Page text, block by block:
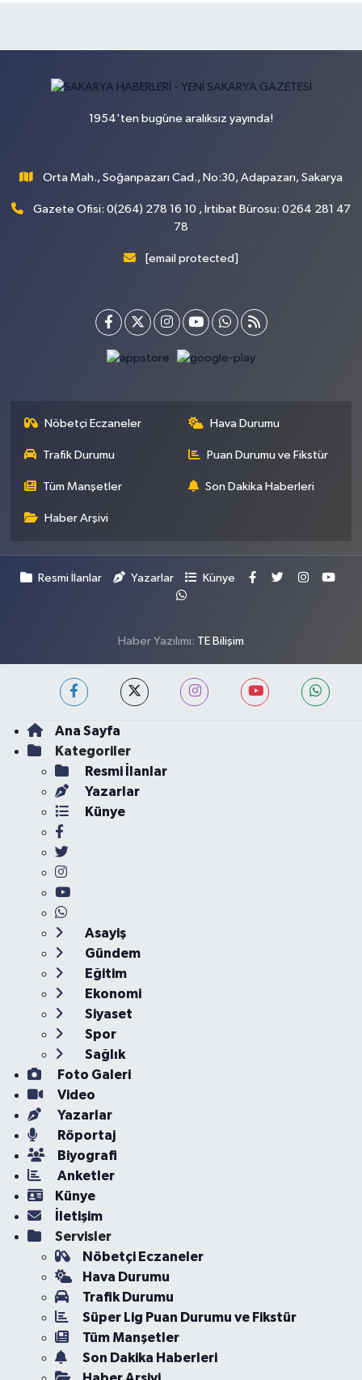
1954'ten bugüne aralıksız yayında!
Orta Mah., Soğanpazarı Cad., No:30, Adapazarı, Sakarya
Gazete Ofisi: 0(264) 278 16 10 , İrtibat Bürosu: 0264 281 47
78
[email protected]
Nöbetçi Eczaneler Hava Durumu
Trafik Durumu Puan Durumu ve Fikstür
Tüm Manşetler Son Dakika Haberleri
Haber Arşivi
Resmi İlanlar Yazarlar Künye
Haber Yazılımı: TE Bilişim
Ana Sayfa
Kategoriler
Resmi İlanlar
Yazarlar
Künye
Asayiş
Gündem
Eğitim
Ekonomi
Siyaset
Spor
Sağlık
Foto Galeri
Video
Yazarlar
Röportaj
Biyografi
Anketler
Künye
İletişim
Servisler
Nöbetçi Eczaneler
Hava Durumu
Trafik Durumu
Süper Lig Puan Durumu ve Fikstür
Tüm Manşetler
Son Dakika Haberleri